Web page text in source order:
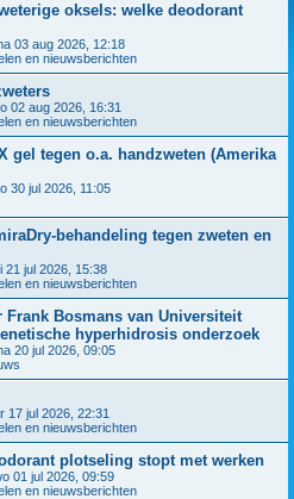
oksels: welke deodorant
03 aug 2026, 12:18
en nieuwsberichten
02 aug 2026, 16:31
en nieuwsberichten
gel tegen o.a. handzweten (Amerika
30 jul 2026, 11:05
behandeling tegen zweten en
21 jul 2026, 15:38
en nieuwsberichten
Frank Bosmans van Universiteit
hyperhidrosis onderzoek
20 jul 2026, 09:05
17 jul 2026, 22:31
en nieuwsberichten
plotseling stopt met werken
01 jul 2026, 09:59
en nieuwsberichten